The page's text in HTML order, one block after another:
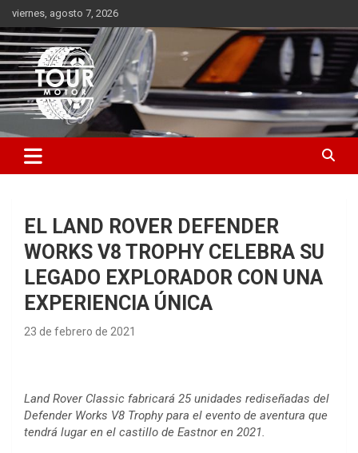
Saltar
al
contenido
viernes, agosto 7, 2026
Tour Motor
Plataforma de contenido audiovisual para el sector automotriz
EL LAND ROVER DEFENDER
WORKS V8 TROPHY CELEBRA SU
LEGADO EXPLORADOR CON UNA
EXPERIENCIA ÚNICA
23 de febrero de 2021
Land Rover Classic fabricará 25 unidades rediseñadas del
Defender Works V8 Trophy para el evento de aventura que
tendrá lugar en el castillo de Eastnor en 2021.